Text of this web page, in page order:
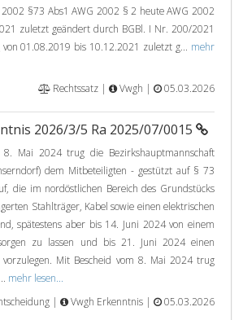
§73 Abs1 AWG 2002 § 2 heute AWG 2002
zuletzt geändert durch BGBl. I Nr. 200/2021
01.08.2019 bis 10.12.2021 zuletzt g... mehr
Rechtssatz |
Vwgh | 05.03.2026
2026/3/5 Ra 2025/07/0015
Mai 2024 trug die Bezirkshauptmannschaft
dem Mitbeteiligten - gestützt auf § 73
die im nordöstlichen Bereich des Grundstücks
Stahlträger, Kabel sowie einen elektrischen
spätestens aber bis 14. Juni 2024 von einem
zu lassen und bis 21. Juni 2024 einen
vorzulegen. Mit Bescheid vom 8. Mai 2024 trug
mehr lesen...
|
Vwgh Erkenntnis | 05.03.2026